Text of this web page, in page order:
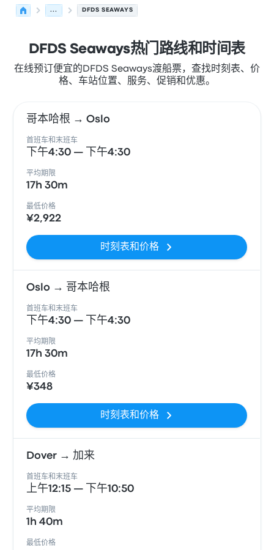
... DFDS SEAWAYS
DFDS Seaways热门路线和时间表
在线预订便宜的DFDS Seaways渡船票，查找时刻表、价
格、车站位置、服务、促销和优惠。
哥本哈根 → Oslo
首班车和末班车
下午4:30 — 下午4:30
平均期限
17h 30m
最低价格
¥2,922
时刻表和价格
Oslo → 哥本哈根
首班车和末班车
下午4:30 — 下午4:30
平均期限
17h 30m
最低价格
¥348
时刻表和价格
Dover → 加来
首班车和末班车
上午12:15 — 下午10:50
平均期限
1h 40m
最低价格